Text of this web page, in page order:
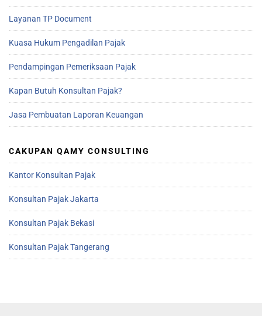
Layanan TP Document
Kuasa Hukum Pengadilan Pajak
Pendampingan Pemeriksaan Pajak
Kapan Butuh Konsultan Pajak?
Jasa Pembuatan Laporan Keuangan
CAKUPAN QAMY CONSULTING
Kantor Konsultan Pajak
Konsultan Pajak Jakarta
Konsultan Pajak Bekasi
Konsultan Pajak Tangerang